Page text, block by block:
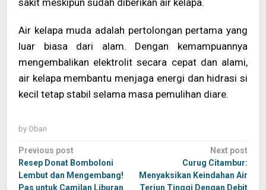
sakit meskipun sudah diberikan air kelapa.
Air kelapa muda adalah pertolongan pertama yang
luar biasa dari alam. Dengan kemampuannya
mengembalikan elektrolit secara cepat dan alami,
air kelapa membantu menjaga energi dan hidrasi si
kecil tetap stabil selama masa pemulihan diare.
by Oban
Post
navigation
Previous post
Resep Donat Bomboloni
Lembut dan Mengembang!
Pas untuk Camilan Liburan
Next post
Curug Citambur:
Menyaksikan Keindahan Air
Terjun Tinggi Dengan Debit